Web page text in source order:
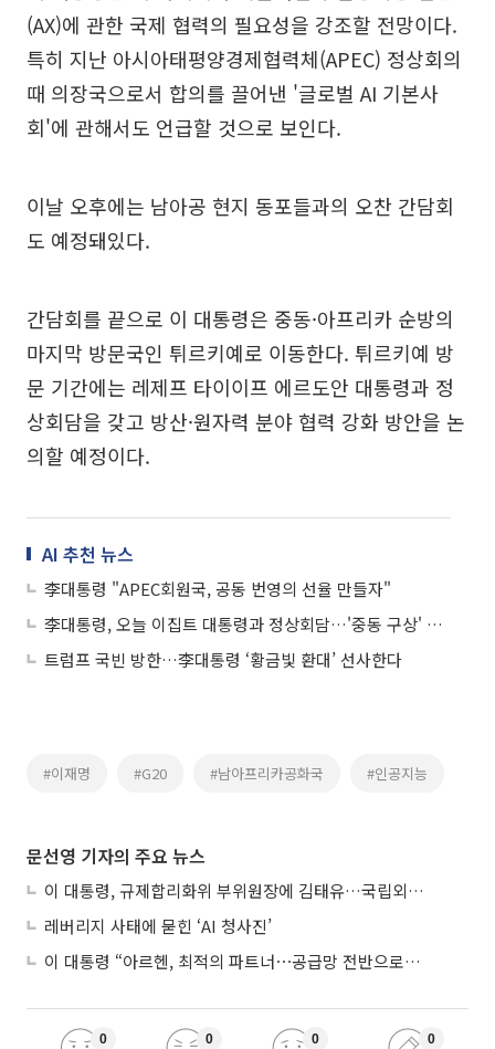
(AX)에 관한 국제 협력의 필요성을 강조할 전망이다.
특히 지난 아시아태평양경제협력체(APEC) 정상회의
때 의장국으로서 합의를 끌어낸 '글로벌 AI 기본사
회'에 관해서도 언급할 것으로 보인다.
이날 오후에는 남아공 현지 동포들과의 오찬 간담회
도 예정돼있다.
간담회를 끝으로 이 대통령은 중동·아프리카 순방의
마지막 방문국인 튀르키예로 이동한다. 튀르키예 방
문 기간에는 레제프 타이이프 에르도안 대통령과 정
상회담을 갖고 방산·원자력 분야 협력 강화 방안을 논
의할 예정이다.
AI 추천 뉴스
李대통령 "APEC회원국, 공동 번영의 선율 만들자"
李대통령, 오늘 이집트 대통령과 정상회담…'중동 구상' 주목
트럼프 국빈 방한…李대통령 ‘황금빛 환대’ 선사한다
#이재명 #G20 #남아프리카공화국 #인공지능
문선영 기자의 주요 뉴스
이 대통령, 규제합리화위 부위원장에 김태유…국립외교원장 김흥규
레버리지 사태에 묻힌 ‘AI 청사진’
이 대통령 “아르헨, 최적의 파트너⋯공급망 전반으로 확대”
0 0 0 0